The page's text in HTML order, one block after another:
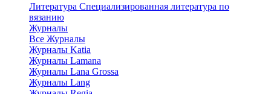
Литература Специализированная литература по
вязанию
Журналы
Все Журналы
Журналы Katia
Журналы Lamana
Журналы Lana Grossa
Журналы Lang